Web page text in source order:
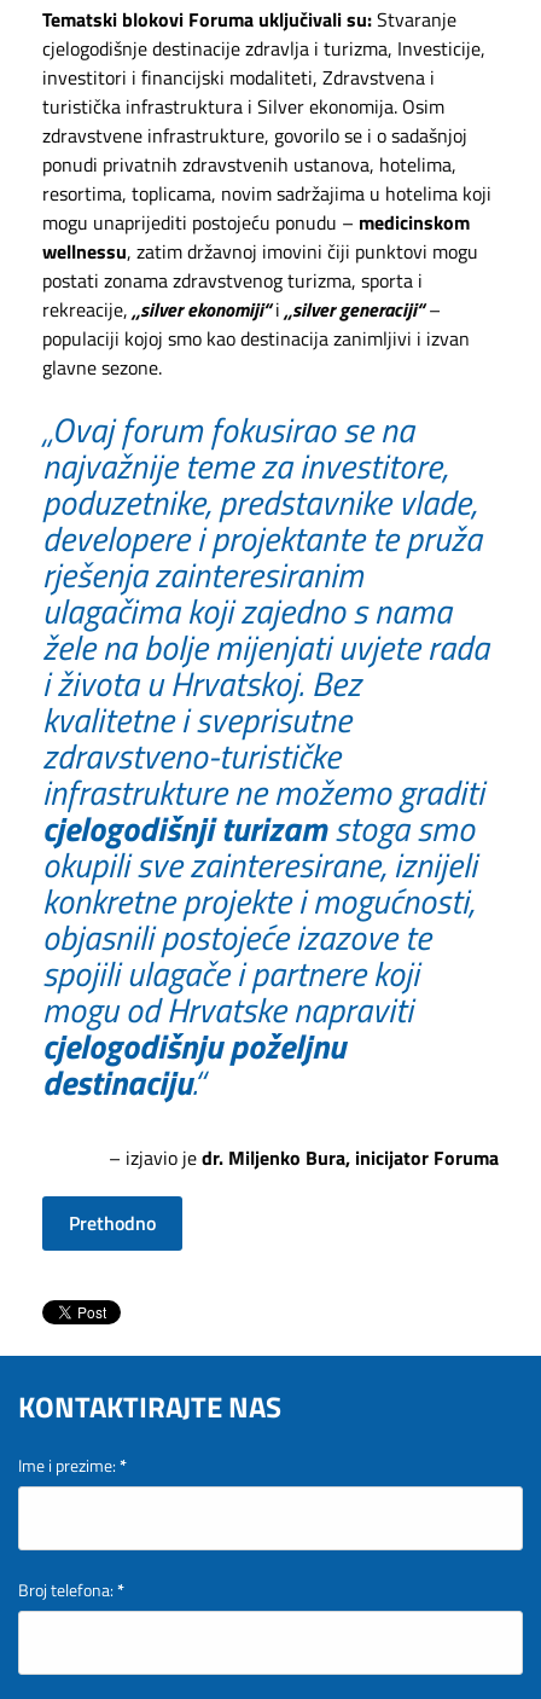
Tematski blokovi Foruma uključivali su:Stvaranje
cjelogodišnje destinacije zdravlja i turizma, Investicije,
investitori i financijski modaliteti, Zdravstvena i
turistička infrastruktura i Silver ekonomija. Osim
zdravstvene infrastrukture, govorilo se i o sadašnjoj
ponudi privatnih zdravstvenih ustanova, hotelima,
resortima, toplicama, novim sadržajima u hotelima koji
mogu unaprijediti postojeću ponudu – medicinskom
wellnessu, zatim državnoj imovini čiji punktovi mogu
postati zonama zdravstvenog turizma, sporta i
rekreacije,„silver ekonomiji“i„silver generaciji“–
populaciji kojoj smo kao destinacija zanimljivi i izvan
glavne sezone.
„Ovaj forum fokusirao se na
najvažnije teme za investitore,
poduzetnike, predstavnike vlade,
developere i projektante te pruža
rješenja zainteresiranim
ulagačima koji zajedno s nama
žele na bolje mijenjati uvjete rada
i života u Hrvatskoj. Bez
kvalitetne i sveprisutne
zdravstveno-turističke
infrastrukture ne možemo graditi
cjelogodišnji turizamstoga smo
okupili sve zainteresirane, iznijeli
konkretne projekte i mogućnosti,
objasnili postojeće izazove te
spojili ulagače i partnere koji
mogu od Hrvatske napraviti
cjelogodišnju poželjnu
destinaciju.“
– izjavio jedr. Miljenko Bura, inicijator Foruma
Prethodno
KONTAKTIRAJTE NAS
Ime i prezime:*
Broj telefona:*